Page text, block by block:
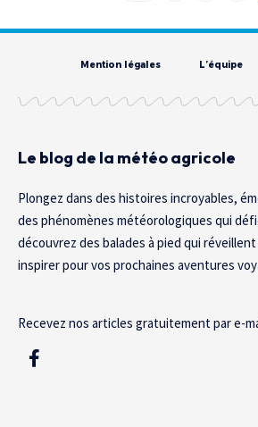
Mention légales L’équipe
Le blog de la météo agricole
Plongez dans des histoires incroyables,
des phénomènes météorologiques qui
découvrez des balades à pied qui réveillent
inspirer pour vos prochaines aventures
Recevez nos articles gratuitement par e-